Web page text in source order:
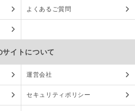
よくあるご質問
サイトについて
運営会社
セキュリティポリシー